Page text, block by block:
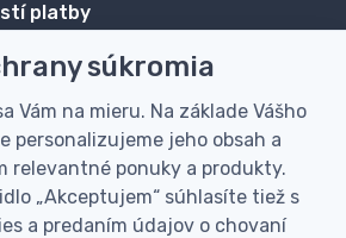
platby
originálny darček
z ktorého Vám pomôžeme vybrať
súkromia
Vám na mieru. Na základe Vášho
personalizujeme jeho obsah a
relevantné ponuky a produkty.
„Akceptujem“ súhlasíte tiež s
a predaním údajov o chovaní